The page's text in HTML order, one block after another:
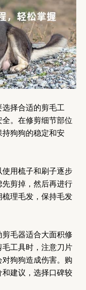
择合适的剪毛工
。在修剪细节部位
狗狗的稳定和安
用梳子和刷子逐步
剪掉，然后再进行
理毛发，保持毛发
毛器适合大面积修
工具时，注意刀片
狗狗造成伤害。购
建议，选择口碑较